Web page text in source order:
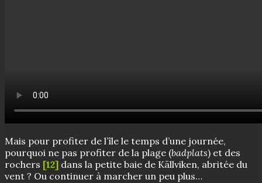
Mais pour profiter de l’île le temps d’une journée,
pourquoi ne pas profiter de la plage (badplats) et des
rochers [12] dans la petite baie de Källviken, abritée du
vent ? Ou continuer à marcher un peu plus…